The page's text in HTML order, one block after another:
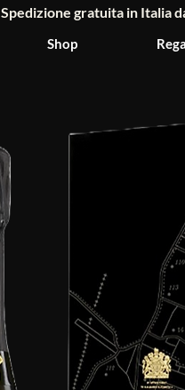
Shop
Spedizione gratuita in Italia